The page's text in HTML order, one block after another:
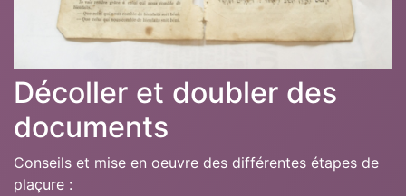
Décoller et doubler des
documents
Conseils et mise en oeuvre des différentes étapes de
plaçure :